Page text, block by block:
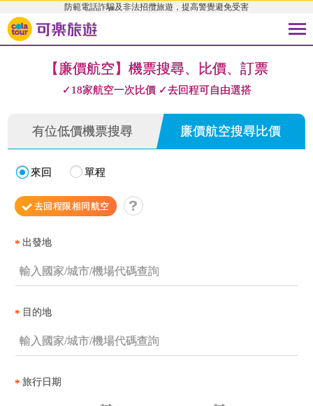
防範電話詐騙及非法招攬旅遊，提高警覺避免受害
【廉價航空】機票搜尋、比價、訂票
✓18家航空一次比價 ✓去回程可自由選搭
有位低價機票搜尋 廉價航空搜尋比價
來回 單程
去回程限相同航空
* 出發地
* 目的地
* 旅行日期